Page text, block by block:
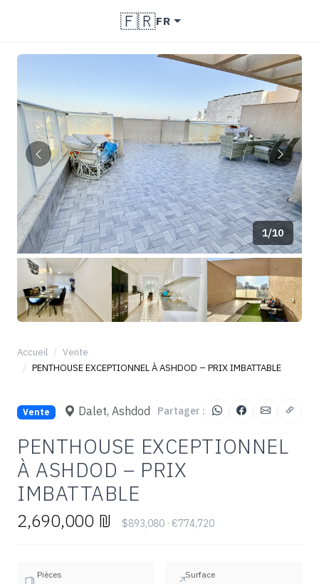
🇫🇷FR
1/10
Accueil
Vente
PENTHOUSE EXCEPTIONNEL À ASHDOD – PRIX IMBATTABLE
Vente Dalet, Ashdod Partager :
PENTHOUSE EXCEPTIONNEL
À ASHDOD – PRIX
IMBATTABLE
2,690,000 ₪ $893,080 · €774,720
Pièces Surface